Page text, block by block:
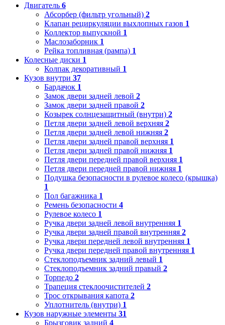
Двигатель 6
Абсорбер (фильтр угольный) 2
Клапан рециркуляции выхлопных газов 1
Коллектор выпускной 1
Маслозаборник 1
Рейка топливная (рампа) 1
Колесные диски 1
Колпак декоративный 1
Кузов внутри 37
Бардачок 1
Замок двери задней левой 2
Замок двери задней правой 2
Козырек солнцезащитный (внутри) 2
Петля двери задней левой верхняя 2
Петля двери задней левой нижняя 2
Петля двери задней правой верхняя 1
Петля двери задней правой нижняя 1
Петля двери передней правой верхняя 1
Петля двери передней правой нижняя 1
Подушка безопасности в рулевое колесо (крышка)
1
Пол багажника 1
Ремень безопасности 4
Рулевое колесо 1
Ручка двери задней левой внутренняя 1
Ручка двери задней правой внутренняя 2
Ручка двери передней левой внутренняя 1
Ручка двери передней правой внутренняя 1
Стеклоподъемник задний левый 1
Стеклоподъемник задний правый 2
Торпедо 2
Трапеция стеклоочистителей 2
Трос открывания капота 2
Уплотнитель (внутри) 1
Кузов наружные элементы 31
Брызговик задний 4